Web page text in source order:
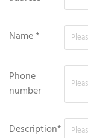
Name *
Phone
number
Description*